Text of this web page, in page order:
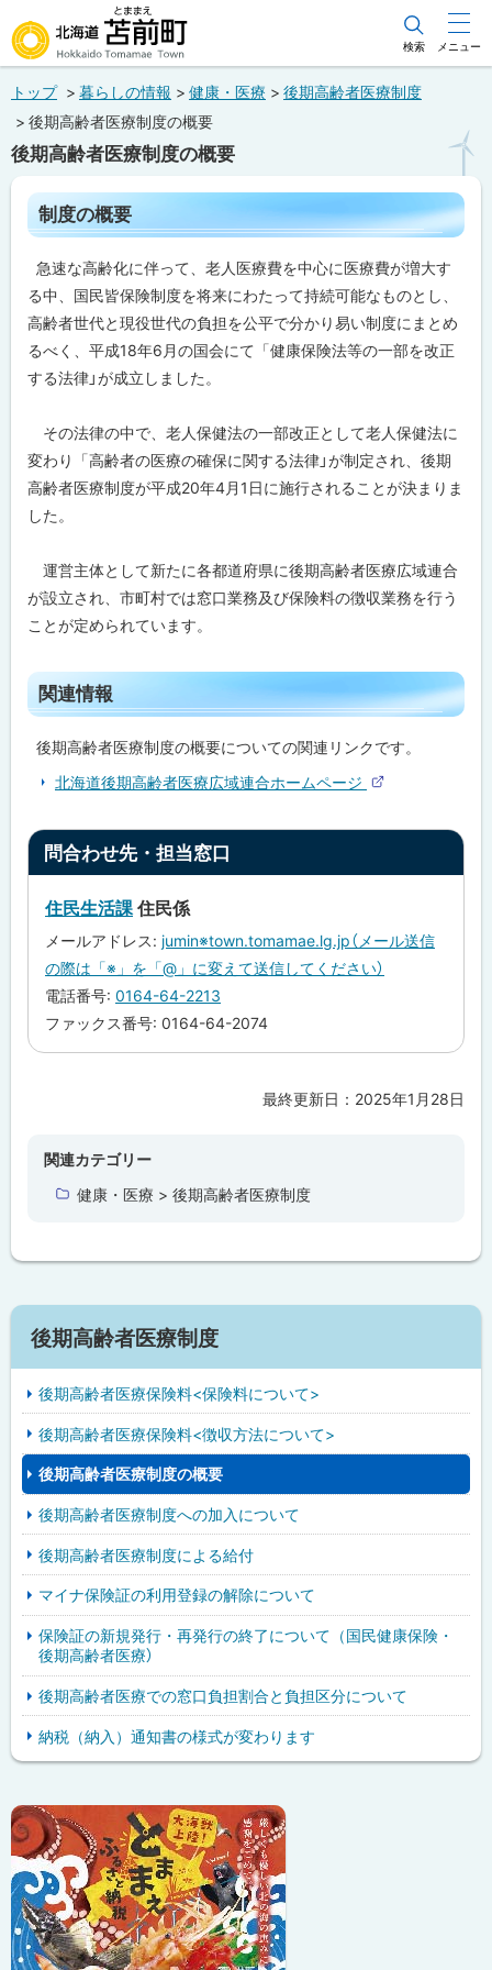
文
メ
ュ
北海道苫前町
Hokkaido Tomamae Town
検索 メニュー
トップ 暮らしの情報 健康・医療
後期高齢者医療制度
後期高齢者医療制度の概要
後期高齢者医療制度の概要
ペ
ー
ジ
内
目
次
制
の
概
要
関
連
情
報
わ
せ
先
・
窓
口
制度の概要
急速な高齢化に伴って、老人医療費を中心に医療費が増大す
る中、国民皆保険制度を将来にわたって持続可能なものとし、
高齢者世代と現役世代の負担を公平で分かり易い制度にまとめ
るべく、平成18年6月の国会にて「健康保険法等の一部を改正
する法律」が成立しました。
その法律の中で、老人保健法の一部改正として老人保健法に
変わり「高齢者の医療の確保に関する法律」が制定され、後期
高齢者医療制度が平成20年4月1日に施行されることが決まりま
した。
運営主体として新たに各都道府県に後期高齢者医療広域連合
が設立され、市町村では窓口業務及び保険料の徴収業務を行う
ことが定められています。
ト
ッ
プ
関連情報
後期高齢者医療制度の概要についての関連リンクです。
北海道後期高齢者医療広域連合ホームページ
サ
ト
問合わせ先・担当窓口
住民生活課 住民係
メールアドレス: jumin※town.tomamae.lg.jp（メール送信
の際は「※」を「@」に変えて送信してください）
電話番号: 0164-64-2213
ファックス番号: 0164-64-2074
最終更新日： 2025年1月28日
関連カテゴリー
健康・医療 > 後期高齢者医療制度
後期高齢者医療制度
後期高齢者医療保険料<保険料について>
後期高齢者医療保険料<徴収方法について>
後期高齢者医療制度の概要
後期高齢者医療制度への加入について
後期高齢者医療制度による給付
マイナ保険証の利用登録の解除について
保険証の新規発行・再発行の終了について（国民健康保険・
後期高齢者医療）
後期高齢者医療での窓口負担割合と負担区分について
納税（納入）通知書の様式が変わります
サ
イ
ド
・
メ
ッ
ク
ア
ッ
プ